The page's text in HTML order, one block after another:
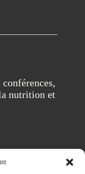
nutrition et